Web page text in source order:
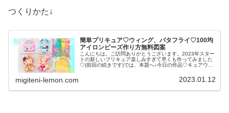
つくりかた↓
簡単プリキュア♡ウィング、バタフライ♡100均
アイロンビーズ作り方無料図案
こんにちは。ご訪問ありがとうございます。2023年スター
トの新しいプリキュア楽しみすぎて早くも作ってみました
♡(前回の続きです)では、本題へ↓今日の作品♡キュアウィ
migiteni-lemon.com 2023.01.12